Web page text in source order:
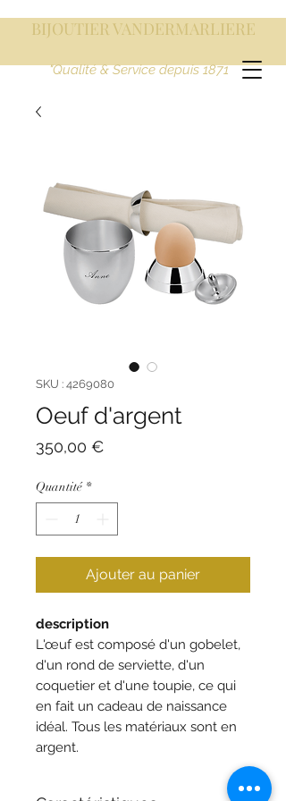
BIJOUTIER VANDERMARLIERE
"Qualité & Service depuis 1871
SKU : 4269080
Oeuf d'argent
350,00 €Prix
Quantité *
Ajouter au panier
description
L'œuf est composé d'un gobelet,
d'un rond de serviette, d'un
coquetier et d'une toupie, ce qui
en fait un cadeau de naissance
idéal. Tous les matériaux sont en
argent.